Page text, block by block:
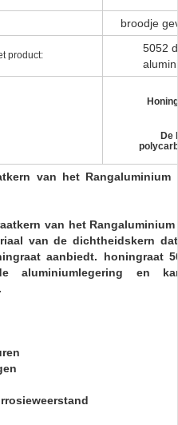
broodje
product:
5052
De
van het Rangaluminium
van het
van de dichtheidskern
aanbiedt. honingraat
en kan